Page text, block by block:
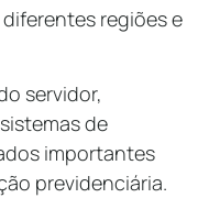
regiões e
servidor,
de
importantes
previdenciária.